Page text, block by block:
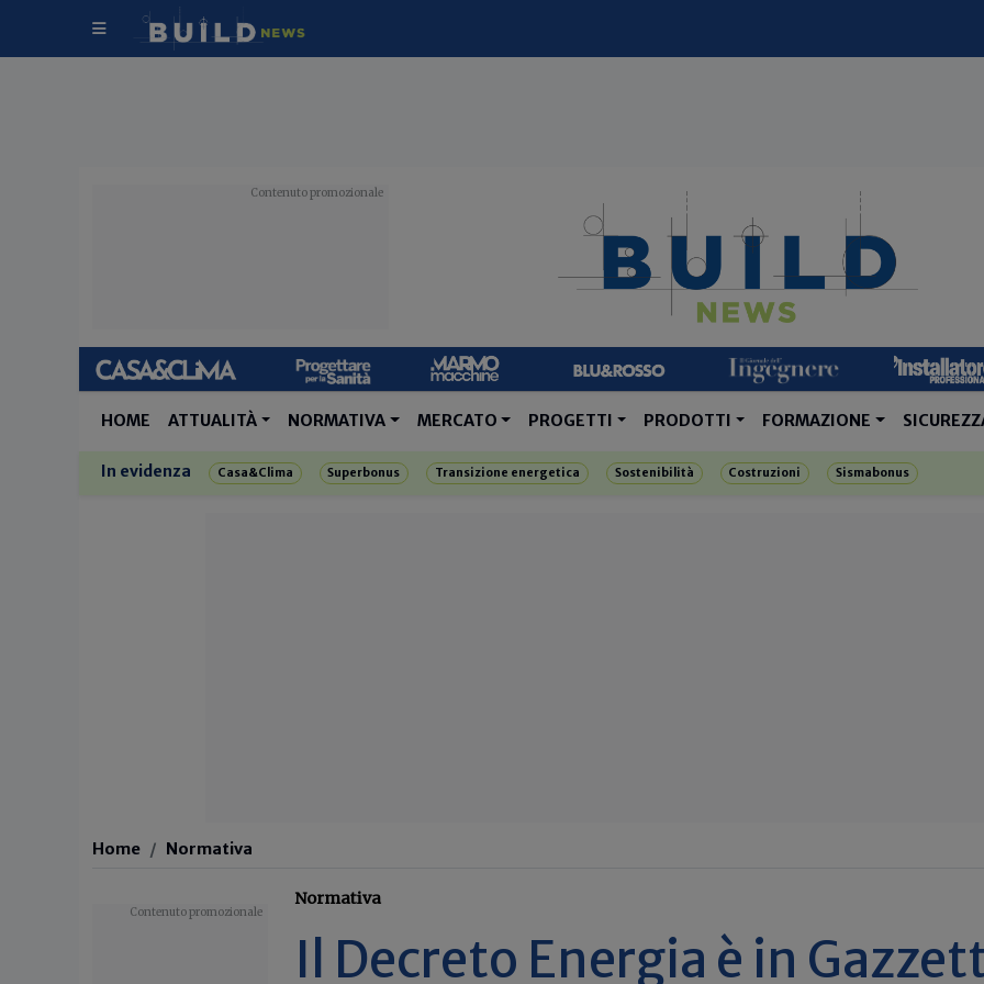
HOME ATTUALITÀ NORMATIVA MERCATO PROGETTI PRODOTTI FORMAZIONE
In evidenza Casa&Clima Superbonus Transizione energetica Sostenibilità Costruzioni Sismabonus
Home Normativa
Normativa
Il Decreto Energia è in